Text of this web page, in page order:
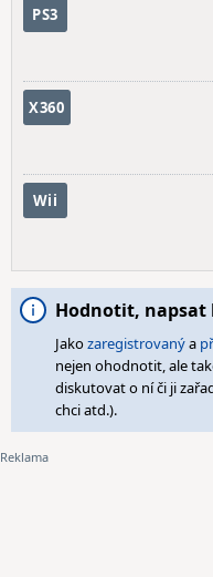
PS3
X360
Wii
Hodnotit,
Jakozaregistrovanýa
nejen ohodnotit, ale
diskutovat o ní či ji
chci atd.).